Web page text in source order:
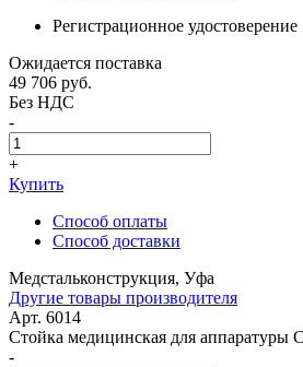
Регистрационное удостоверение
Ожидается поставка
49 706 руб.
Без НДС
-
+
Купить
Способ оплаты
Способ доставки
Медстальконструкция, Уфа
Другие товары производителя
Арт. 6014
Стойка медицинская для аппаратуры
-